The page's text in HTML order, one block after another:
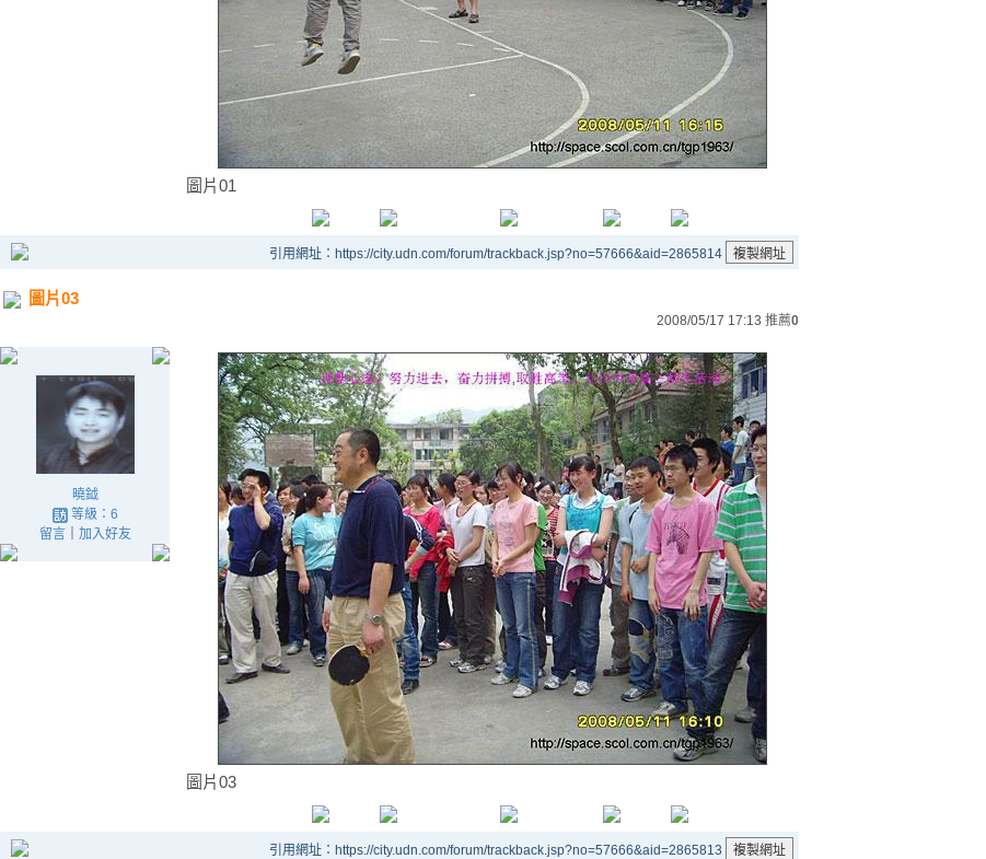
圖片01
引用網址：https://city.udn.com/forum/trackback.jsp?no=57666&aid=2865814
圖片03
2008/05/17 17:13 推薦0
曉鉞
等級：6
留言｜ 加入好友
圖片03
引用網址：https://city.udn.com/forum/trackback.jsp?no=57666&aid=2865813